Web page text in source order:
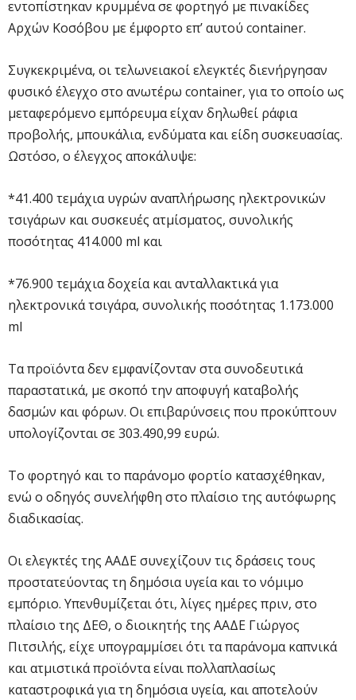
εντοπίστηκαν κρυμμένα σε φορτηγό με πινακίδες
Αρχών Κοσόβου με έμφορτο επ’ αυτού container.
Συγκεκριμένα, οι τελωνειακοί ελεγκτές διενήργησαν
φυσικό έλεγχο στο ανωτέρω container, για το οποίο ως
μεταφερόμενο εμπόρευμα είχαν δηλωθεί ράφια
προβολής, μπουκάλια, ενδύματα και είδη συσκευασίας.
Ωστόσο, ο έλεγχος αποκάλυψε:
*41.400 τεμάχια υγρών αναπλήρωσης ηλεκτρονικών
τσιγάρων και συσκευές ατμίσματος, συνολικής
ποσότητας 414.000 ml και
*76.900 τεμάχια δοχεία και ανταλλακτικά για
ηλεκτρονικά τσιγάρα, συνολικής ποσότητας 1.173.000
ml
Τα προϊόντα δεν εμφανίζονταν στα συνοδευτικά
παραστατικά, με σκοπό την αποφυγή καταβολής
δασμών και φόρων. Οι επιβαρύνσεις που προκύπτουν
υπολογίζονται σε 303.490,99 ευρώ.
Το φορτηγό και το παράνομο φορτίο κατασχέθηκαν,
ενώ ο οδηγός συνελήφθη στο πλαίσιο της αυτόφωρης
διαδικασίας.
Οι ελεγκτές της ΑΑΔΕ συνεχίζουν τις δράσεις τους
προστατεύοντας τη δημόσια υγεία και το νόμιμο
εμπόριο. Υπενθυμίζεται ότι, λίγες ημέρες πριν, στο
πλαίσιο της ΔΕΘ, ο διοικητής της ΑΑΔΕ Γιώργος
Πιτσιλής, είχε υπογραμμίσει ότι τα παράνομα καπνικά
και ατμιστικά προϊόντα είναι πολλαπλασίως
καταστροφικά για τη δημόσια υγεία, και αποτελούν